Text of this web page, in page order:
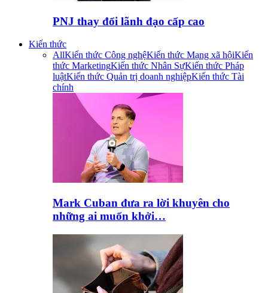
PNJ thay đổi lãnh đạo cấp cao
Kiến thức
AllKiến thức Công nghệKiến thức Mạng xã hộiKiến
thức MarketingKiến thức Nhân SựKiến thức Pháp
luậtKiến thức Quản trị doanh nghiệpKiến thức Tài
chính
Mark Cuban đưa ra lời khuyên cho
những ai muốn khởi…